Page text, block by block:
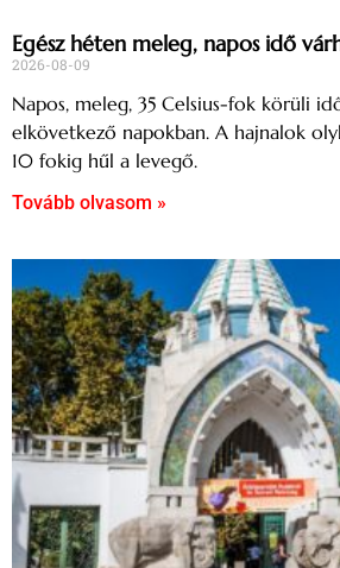
Egész héten meleg, napos idő
2026-08-09
Napos, meleg, 35 Celsius-fok körüli
elkövetkező napokban. A hajnalok
10 fokig hűl a levegő.
Tovább olvasom »